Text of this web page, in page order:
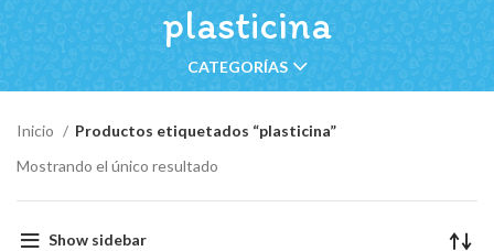
plasticina
CATEGORÍAS
Inicio
Productos etiquetados “plasticina”
Mostrando el único resultado
Show sidebar